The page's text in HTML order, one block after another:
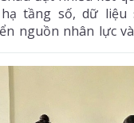
tầng số, dữ liệu
nguồn nhân lực
cuối năm, tỉnh tiếp
vụ trọng tâm, tạo
triển khoa học,
đổi số.